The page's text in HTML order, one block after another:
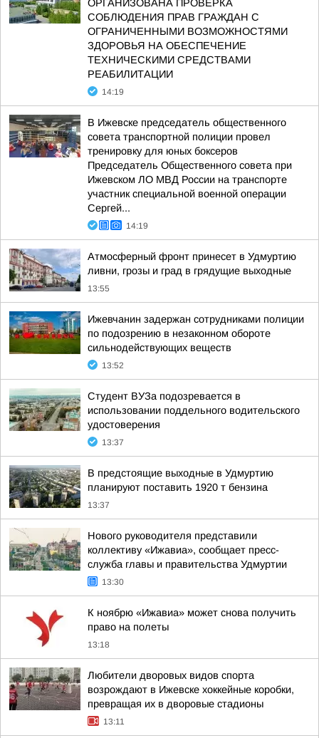
ОРГАНИЗОВАНА ПРОВЕРКА
СОБЛЮДЕНИЯ ПРАВ ГРАЖДАН С
ОГРАНИЧЕННЫМИ ВОЗМОЖНОСТЯМИ
ЗДОРОВЬЯ НА ОБЕСПЕЧЕНИЕ
ТЕХНИЧЕСКИМИ СРЕДСТВАМИ
РЕАБИЛИТАЦИИ
14:19
В Ижевске председатель общественного
совета транспортной полиции провел
тренировку для юных боксеров
Председатель Общественного совета при
Ижевском ЛО МВД России на транспорте
участник специальной военной операции
Сергей...
14:19
Атмосферный фронт принесет в Удмуртию
ливни, грозы и град в грядущие выходные
13:55
Ижевчанин задержан сотрудниками полиции
по подозрению в незаконном обороте
сильнодействующих веществ
13:52
Студент ВУЗа подозревается в
использовании поддельного водительского
удостоверения
13:37
В предстоящие выходные в Удмуртию
планируют поставить 1920 т бензина
13:37
Нового руководителя представили
коллективу «Ижавиа», сообщает пресс-
служба главы и правительства Удмуртии
13:30
К ноябрю «Ижавиа» может снова получить
право на полеты
13:18
Любители дворовых видов спорта
возрождают в Ижевске хоккейные коробки,
превращая их в дворовые стадионы
13:11